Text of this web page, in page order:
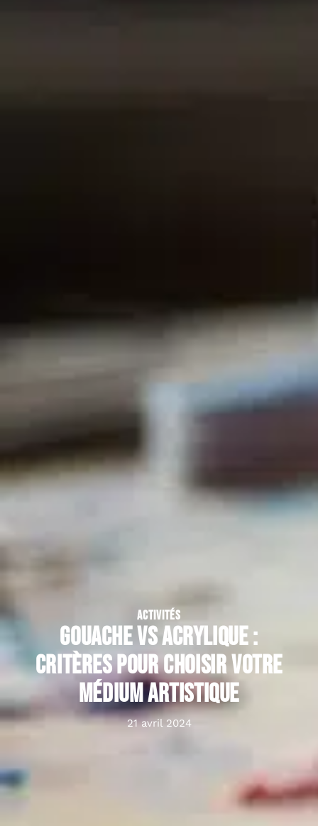
ACTIVITÉS
Gouache vs Acrylique :
critères pour choisir votre
médium artistique
21 avril 2024